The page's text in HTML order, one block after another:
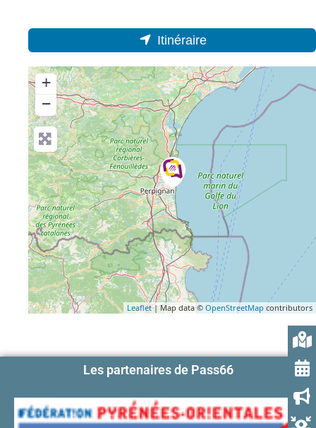
Itinéraire
+
−
Leaflet| Map data © OpenStreetMap contributors
Les partenaires de Pass66